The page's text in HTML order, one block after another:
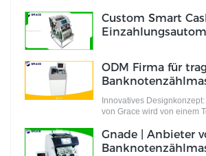
Custom Smart
ODM Firma für
Anmut
Innovatives
von Grace wird von einem
innovativer Designideen
erfüllen nicht nur die
Gnade | Anbieter